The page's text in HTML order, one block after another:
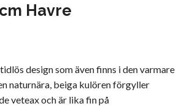
Havre
design som även finns i den varmare
naturnära, beiga kulören förgyller
veteax och är lika fin på